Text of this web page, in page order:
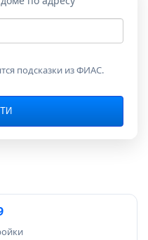
подсказки из ФИАС.